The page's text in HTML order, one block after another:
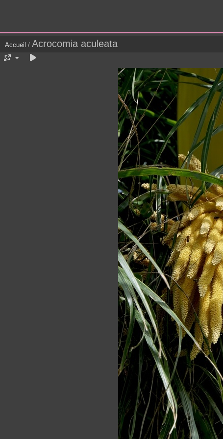
Accueil / Acrocomia aculeata